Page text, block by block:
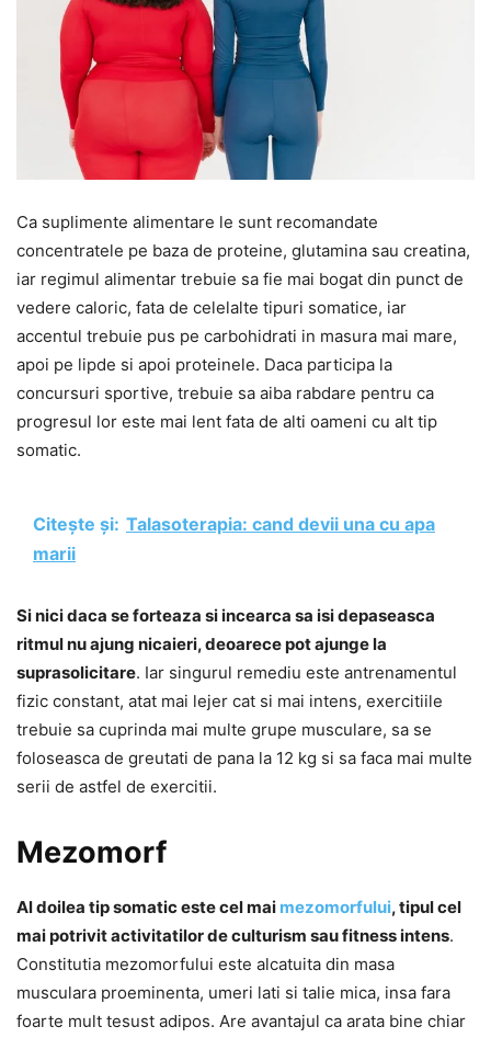
Ca suplimente alimentare le sunt recomandate
concentratele pe baza de proteine, glutamina sau creatina,
iar regimul alimentar trebuie sa fie mai bogat din punct de
vedere caloric, fata de celelalte tipuri somatice, iar
accentul trebuie pus pe carbohidrati in masura mai mare,
apoi pe lipde si apoi proteinele. Daca participa la
concursuri sportive, trebuie sa aiba rabdare pentru ca
progresul lor este mai lent fata de alti oameni cu alt tip
somatic.
Citește și: Talasoterapia: cand devii una cu apa
marii
Si nici daca se forteaza si incearca sa isi depaseasca
ritmul nu ajung nicaieri, deoarece pot ajunge la
suprasolicitare. Iar singurul remediu este antrenamentul
fizic constant, atat mai lejer cat si mai intens, exercitiile
trebuie sa cuprinda mai multe grupe musculare, sa se
foloseasca de greutati de pana la 12 kg si sa faca mai multe
serii de astfel de exercitii.
Mezomorf
Al doilea tip somatic este cel mai mezomorfului, tipul cel
mai potrivit activitatilor de culturism sau fitness intens.
Constitutia mezomorfului este alcatuita din masa
musculara proeminenta, umeri lati si talie mica, insa fara
foarte mult tesust adipos. Are avantajul ca arata bine chiar